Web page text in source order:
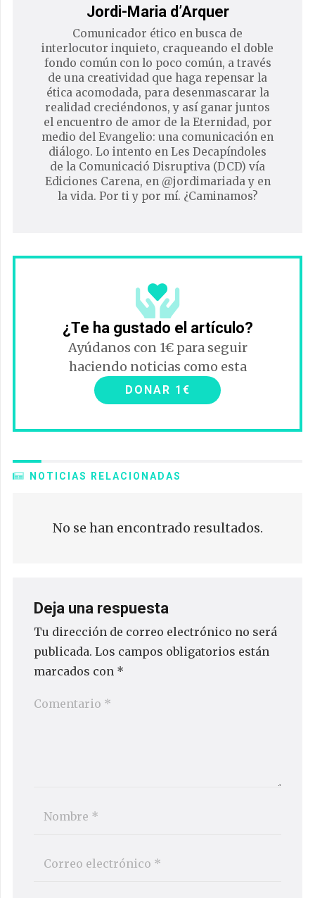
Jordi-Maria d’Arquer
Comunicador ético en busca de
interlocutor inquieto, craqueando el doble
fondo común con lo poco común, a través
de una creatividad que haga repensar la
ética acomodada, para desenmascarar la
realidad creciéndonos, y así ganar juntos
el encuentro de amor de la Eternidad, por
medio del Evangelio: una comunicación en
diálogo. Lo intento en Les Decapíndoles
de la Comunicació Disruptiva (DCD) vía
Ediciones Carena, en @jordimariada y en
la vida. Por ti y por mí. ¿Caminamos?
¿Te ha gustado el artículo?
Ayúdanos con 1€ para seguir
haciendo noticias como esta
DONAR 1€
NOTICIAS RELACIONADAS
No se han encontrado resultados.
Deja una respuesta
Tu dirección de correo electrónico no será
publicada. Los campos obligatorios están
marcados con *